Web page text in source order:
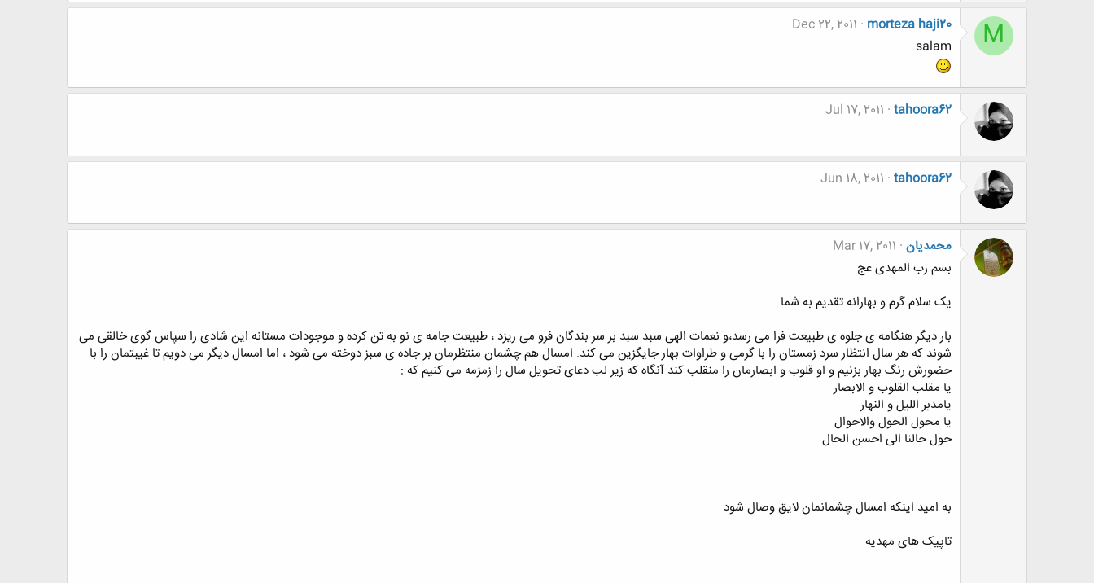
M
morteza haji20
Dec 22, 2011
salam
tahoora62
Jul 17, 2011
tahoora62
Jun 18, 2011
محمدیان Mar 17, 2011
بسم رب المهدی عج
یک سلام گرم و بهارانه تقدیم به شما
بار دیگر هنگامه ی جلوه ی طبیعت فرا می رسد،و نعمات الهی سبد سبد بر سر بندگان فرو می ریزد ، طبیعت جامه ی نو به تن کرده و موجودات مستانه این شادی را سپاس گوی خالقی می
شوند که هر سال انتظار سرد زمستان را با گرمی و طراوات بهار جایگزین می کند. امسال هم چشمان منتظرمان بر جاده ی سبز دوخته می شود ، اما امسال دیگر می دویم تا غیبتمان را با
حضورش رنگ بهار بزنیم و او قلوب و ابصارمان را منقلب کند آنگاه که زیر لب دعای تحویل سال را زمزمه می کنیم که :
یا مقلب القلوب و الابصار
یامدبر اللیل و النهار
یا محول الحول والاحوال
حول حالنا الی احسن الحال
به امید اینکه امسال چشمانمان لایق وصال شود
تاپیک های مهدیه